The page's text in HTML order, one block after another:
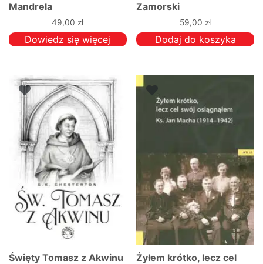
Mandrela
49,00 zł
Dowiedz się więcej
Zamorski
59,00 zł
Dodaj do koszyka
Święty Tomasz z Akwinu
Żyłem krótko, lecz cel